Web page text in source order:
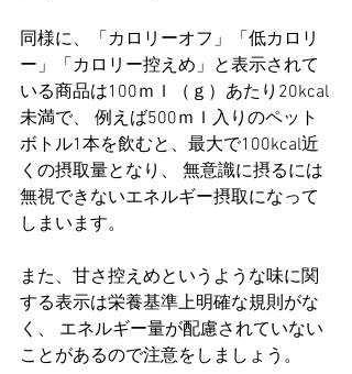
同様に、「カロリーオフ」「低カロリ
ー」「カロリー控えめ」と表示されて
いる商品は100ｍｌ（ｇ）あたり20kcal
未満で、 例えば500ｍｌ入りのペット
ボトル1本を飲むと、最大で100kcal近
くの摂取量となり、 無意識に摂るには
無視できないエネルギー摂取になって
しまいます。
また、甘さ控えめというような味に関
する表示は栄養基準上明確な規則がな
く、 エネルギー量が配慮されていない
ことがあるので注意をしましょう。